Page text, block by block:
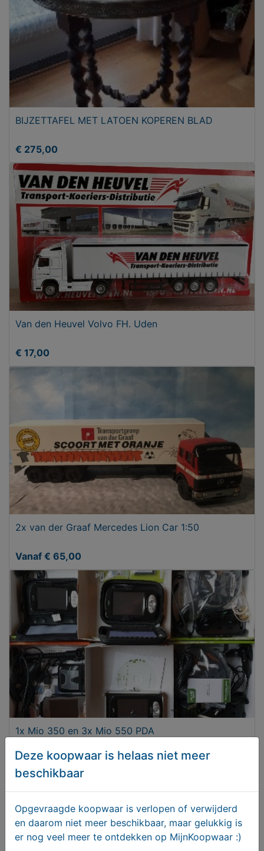
BIJZETTAFEL MET LATOEN KOPEREN BLAD
€ 275,00
Van den Heuvel Volvo FH. Uden
€ 17,00
2x van der Graaf Mercedes Lion Car 1:50
Vanaf € 65,00
1x Mio 350 en 3x Mio 550 PDA
€ 50,00
Deze koopwaar is helaas niet meer
beschikbaar
Opgevraagde koopwaar is verlopen of verwijderd
en daarom niet meer beschikbaar, maar gelukkig is
er nog veel meer te ontdekken op MijnKoopwaar :)